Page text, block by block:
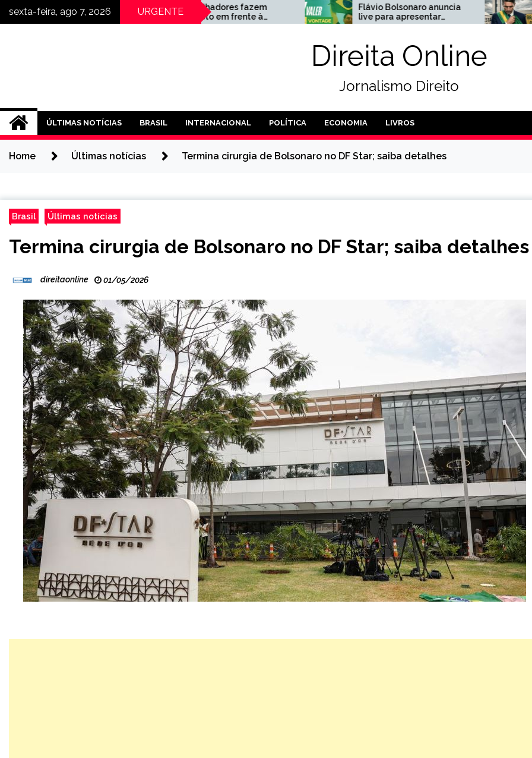
sexta-feira, ago 7, 2026 URGENTE
e
Trabalhadores fazem
protesto em frente à
fábrica da BYD na Bahia
Flávio Bolsonaro anuncia
live para apresentar
nomes que vai apoiar ao
Agora: Ancine abre
processo contra
produtora do
Direita Online
Jornalismo Direito
ÚLTIMAS NOTÍCIAS BRASIL INTERNACIONAL POLÍTICA ECONOMIA LIVROS
Home Últimas notícias Termina cirurgia de Bolsonaro no DF Star; saiba detalhes
Brasil Últimas notícias
Termina cirurgia de Bolsonaro no DF Star; saiba detalhes
direitaonline 01/05/2026